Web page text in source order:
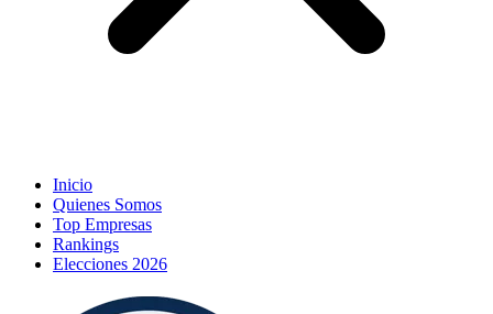
Inicio
Quienes Somos
Top Empresas
Rankings
Elecciones 2026